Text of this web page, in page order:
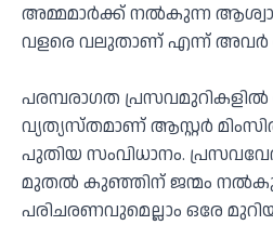
അമ്മമാർക്ക് നൽകുന്ന
വളരെ വലുതാണ് എന്ന് അവർ
പരമ്പരാഗത പ്രസവമുറികളിൽ
വ്യത്യസ്തമാണ് ആസ്റ്റർ
പുതിയ സംവിധാനം.
മുതൽ കുഞ്ഞിന് ജന്മം
പരിചരണവുമെല്ലാം ഒരേ